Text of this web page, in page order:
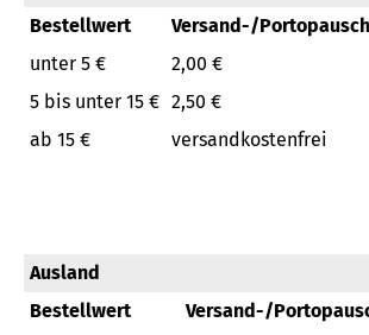
Bestellwert
Versand-/
unter 5 €
2,00 €
5 bis unter 15 € 2,50 €
ab 15 €
versandkostenfrei
Ausland
Bestellwert
Versand-/